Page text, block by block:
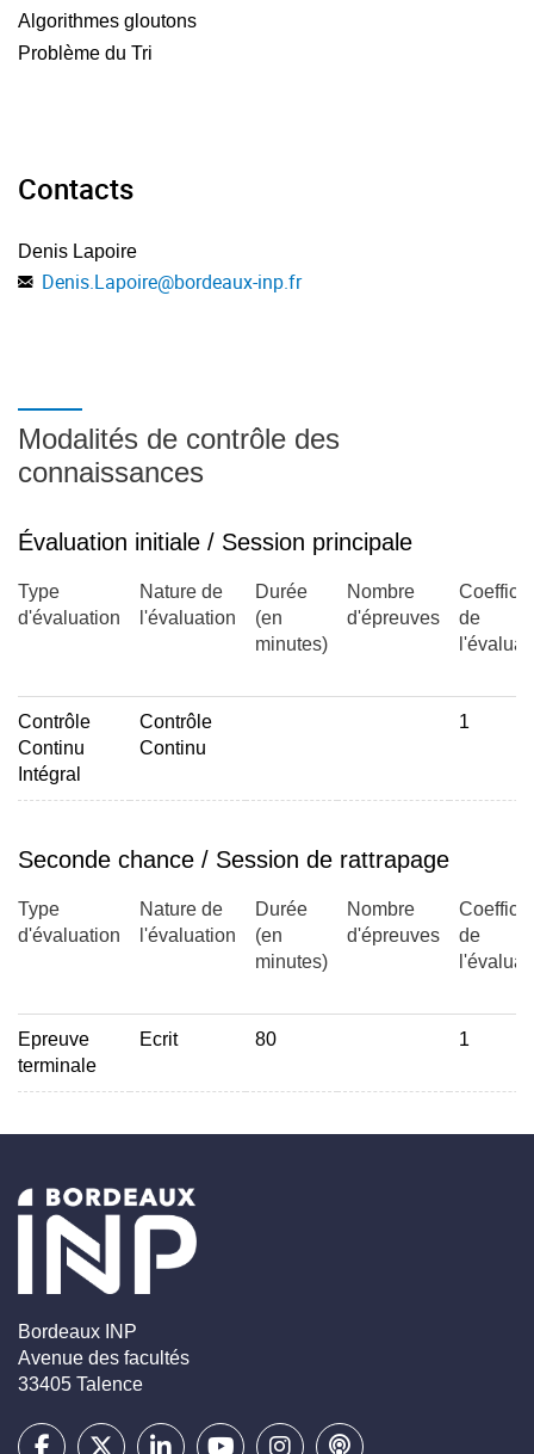
Algorithmes gloutons
Problème du Tri
Contacts
Denis Lapoire
Denis.Lapoire@bordeaux-inp.fr
Modalités de contrôle des
connaissances
Évaluation initiale / Session principale
Type
d'évaluation
Nature de
l'évaluation
Durée
(en
minutes)
Nombre
d'épreuves
de
Contrôle
Continu
Intégral
Contrôle
Continu
1
Seconde chance / Session de rattrapage
Type
d'évaluation
Nature de
l'évaluation
Durée
(en
minutes)
Nombre
d'épreuves
de
Epreuve
terminale
Ecrit 80 1
Bordeaux INP
Avenue des facultés
33405 Talence